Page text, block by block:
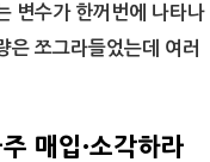
변수가 한꺼번에 나타나
은 쪼그라들었는데 여러
매입·소각하라